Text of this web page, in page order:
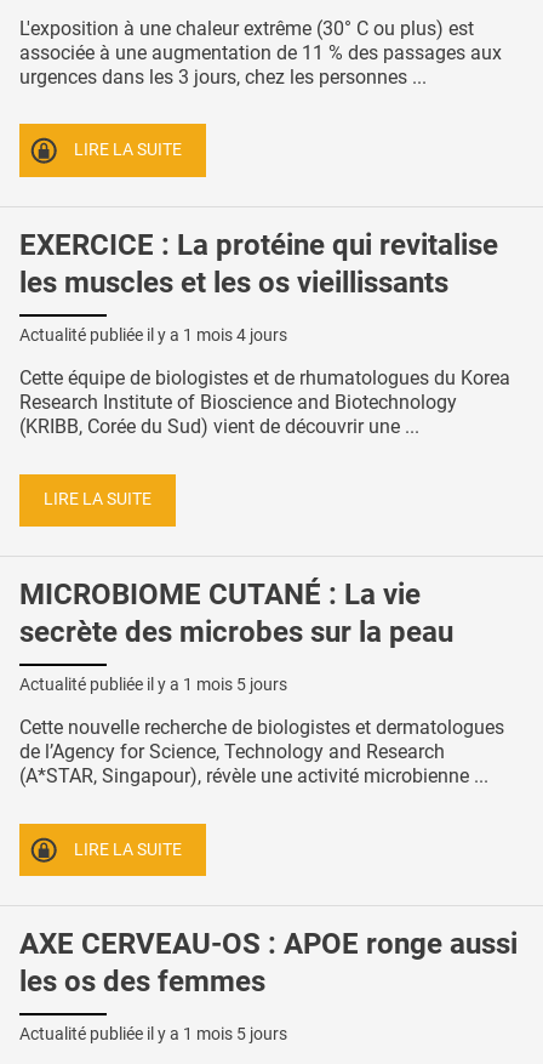
L'exposition à une chaleur extrême (30° C ou plus) est
associée à une augmentation de 11 % des passages aux
urgences dans les 3 jours, chez les personnes ...
LIRE LA SUITE
EXERCICE : La protéine qui revitalise
les muscles et les os vieillissants
Actualité publiée il y a 1 mois 4 jours
Cette équipe de biologistes et de rhumatologues du Korea
Research Institute of Bioscience and Biotechnology
(KRIBB, Corée du Sud) vient de découvrir une ...
LIRE LA SUITE
MICROBIOME CUTANÉ : La vie
secrète des microbes sur la peau
Actualité publiée il y a 1 mois 5 jours
Cette nouvelle recherche de biologistes et dermatologues
de l’Agency for Science, Technology and Research
(A*STAR, Singapour), révèle une activité microbienne ...
LIRE LA SUITE
AXE CERVEAU-OS : APOE ronge aussi
les os des femmes
Actualité publiée il y a 1 mois 5 jours